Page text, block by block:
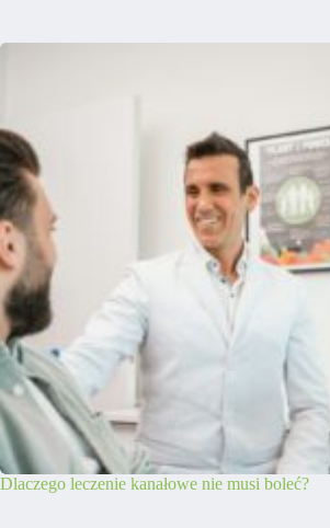
Dlaczego leczenie kanałowe nie musi boleć?